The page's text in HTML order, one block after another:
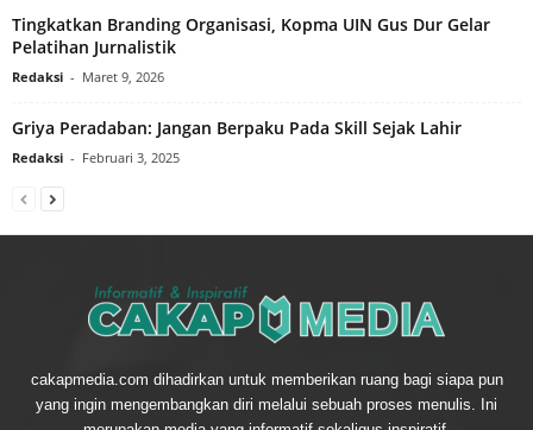
Tingkatkan Branding Organisasi, Kopma UIN Gus Dur Gelar
Pelatihan Jurnalistik
Redaksi - Maret 9, 2026
Griya Peradaban: Jangan Berpaku Pada Skill Sejak Lahir
Redaksi - Februari 3, 2025
cakapmedia.com dihadirkan untuk memberikan ruang bagi siapa pun
yang ingin mengembangkan diri melalui sebuah proses menulis. Ini